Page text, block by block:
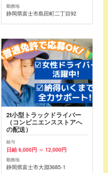
勤務地
静岡県富士市島田町二丁目92
2t小型トラックドライバー
（コンビニエンスストアへ
の配送）
給与
日給 6,000円 ～ 12,000円
勤務地
静岡県富士市大淵3685-1